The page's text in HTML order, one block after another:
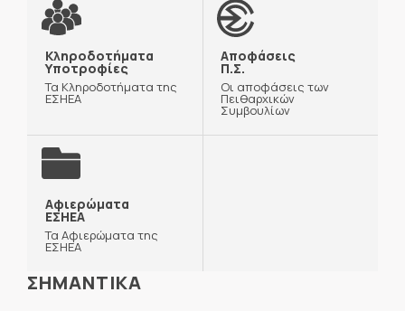
Κληροδοτήματα
Υποτροφίες
Τα Κληροδοτήματα της
ΕΣΗΕΑ
Αποφάσεις
Π.Σ.
Οι αποφάσεις των
Πειθαρχικών
Συμβουλίων
Αφιερώματα
ΕΣΗΕΑ
Τα Αφιερώματα της
ΕΣΗΕΑ
ΣΗΜΑΝΤΙΚΑ